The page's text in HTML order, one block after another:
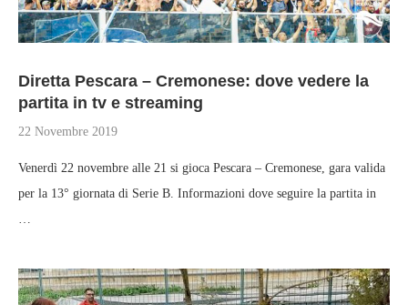
Diretta Pescara – Cremonese: dove vedere la
partita in tv e streaming
22 Novembre 2019
Venerdì 22 novembre alle 21 si gioca Pescara – Cremonese, gara valida
per la 13° giornata di Serie B. Informazioni dove seguire la partita in
…